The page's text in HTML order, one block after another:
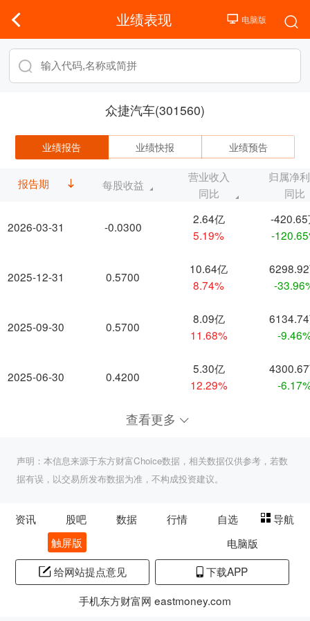
业绩表现
众捷汽车(301560)
业绩报告 业绩快报 业绩预告
报告期
2026-03-31
2025-12-31
2025-09-30
2025-06-30
每股收益
营业收入
同比
归属净
同比
-0.0300
2.64亿
5.19%
-
-
0.5700
10.64亿
8.74%
-
0.5700
8.09亿
11.68%
-
0.4200
5.30亿
12.29%
-
查看更多
声明：本信息来源于东方财富Choice数据，相关数据仅供参考，若数
据有误，以交易所发布数据为准，不构成投资建议。
资讯 股吧 数据 行情 自选
导航
触屏版
电脑版
给网站提点意见
下载APP
手机东方财富网 eastmoney.com